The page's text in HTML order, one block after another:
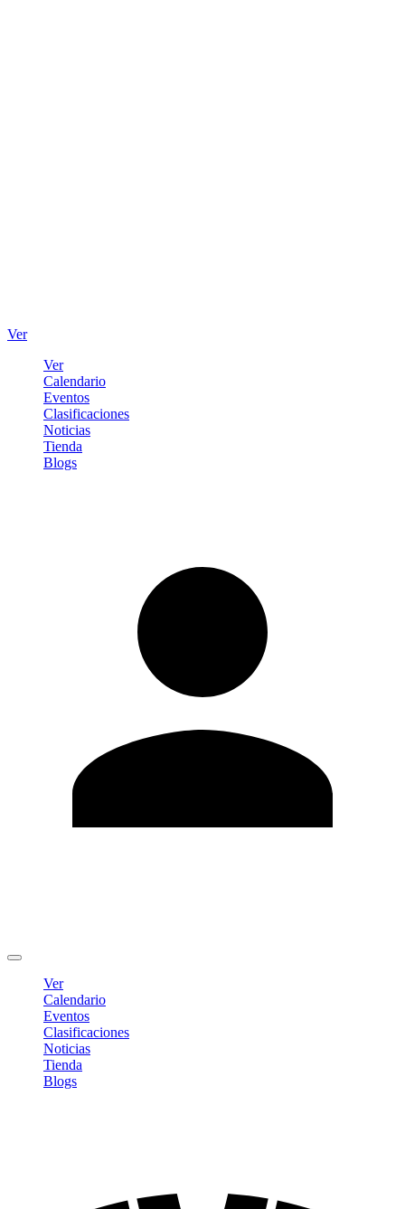
Ver
Ver
Calendario
Eventos
Clasificaciones
Noticias
Tienda
Blogs
Ver
Calendario
Eventos
Clasificaciones
Noticias
Tienda
Blogs